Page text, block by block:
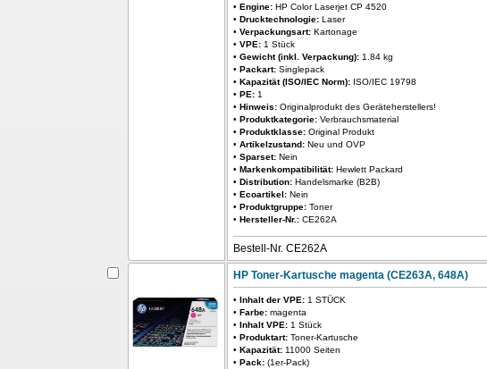
• Engine: HP Color Laserjet CP 4520
• Drucktechnologie: Laser
• Verpackungsart: Kartonage
• VPE: 1 Stück
• Gewicht (inkl. Verpackung): 1.84 kg
• Packart: Singlepack
• Kapazität (ISO/IEC Norm): ISO/IEC 19798
• PE: 1
• Hinweis: Originalprodukt des Geräteherstellers!
• Produktkategorie: Verbrauchsmaterial
• Produktklasse: Original Produkt
• Artikelzustand: Neu und OVP
• Sparset: Nein
• Markenkompatibilität: Hewlett Packard
• Distribution: Handelsmarke (B2B)
• Ecoartikel: Nein
• Produktgruppe: Toner
• Hersteller-Nr.: CE262A
Bestell-Nr. CE262A
HP Toner-Kartusche magenta (CE263A, 648A)
• Inhalt der VPE: 1 STÜCK
• Farbe: magenta
• Inhalt VPE: 1 Stück
• Produktart: Toner-Kartusche
• Kapazität: 11000 Seiten
• Pack: (1er-Pack)